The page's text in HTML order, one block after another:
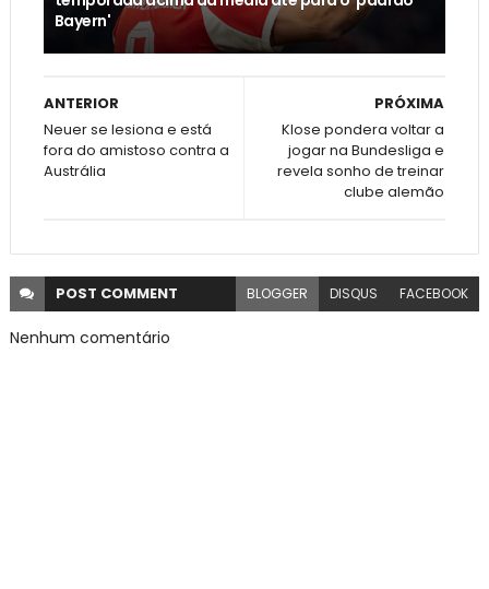
Bayern'
PRÓXIMA
Klose pondera voltar a
jogar na Bundesliga e
revela sonho de treinar
clube alemão
ANTERIOR
Neuer se lesiona e está
fora do amistoso contra a
Austrália
POST COMMENT BLOGGER DISQUS FACEBOOK
Nenhum comentário